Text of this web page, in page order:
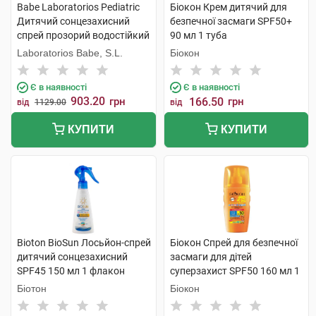
Babe Laboratorios Pediatric
Дитячий сонцезахисний
спрей прозорий водостійкий
з матувальним ефектом
SPF50+ 200 мл 1 флакон
Laboratorios Babe, S.L.
Є в наявності
від 1129.00 903.20 грн
КУПИТИ
Біокон Крем дитячий для
безпечної засмаги SPF50+
90 мл 1 туба
Біокон
Є в наявності
від 166.50 грн
КУПИТИ
Bioton BioSun Лосьйон-спрей
дитячий сонцезахисний
SPF45 150 мл 1 флакон
Біотон
Біокон Спрей для безпечної
засмаги для дітей
суперзахист SPF50 160 мл 1
флакон
Біокон